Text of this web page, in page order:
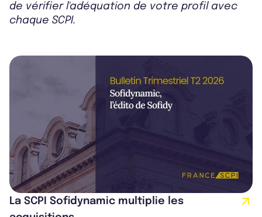
de vérifier l'adéquation de votre profil avec
chaque SCPI.
La SCPI Sofidynamic multiplie les